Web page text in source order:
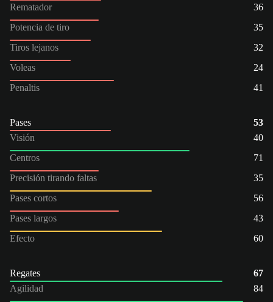
Rematador
36
Potencia de tiro
35
Tiros lejanos
32
Voleas
24
Penaltis
41
Pases
53
Visión
40
Centros
71
Precisión tirando faltas
35
Pases cortos
56
Pases largos
43
Efecto
60
Regates
67
Agilidad
84